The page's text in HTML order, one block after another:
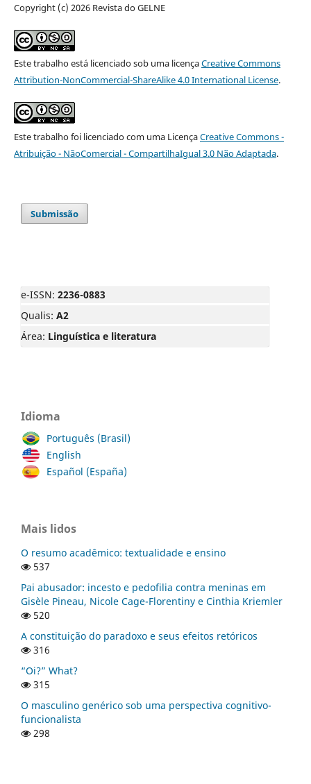
Copyright (c) 2026 Revista do GELNE
Este trabalho está licenciado sob uma licençaCreative Commons
Attribution-NonCommercial-ShareAlike 4.0 International License.
Este trabalho foi licenciado com uma LicençaCreative Commons -
Atribuição - NãoComercial - CompartilhaIgual 3.0 Não Adaptada.
Submissão
e-ISSN: 2236-0883
Qualis: A2
Área: Linguística e literatura
Idioma
Português (Brasil)
English
Español (España)
Mais lidos
O resumo acadêmico: textualidade e ensino
537
Pai abusador: incesto e pedofilia contra meninas em
Gisèle Pineau, Nicole Cage-Florentiny e Cinthia Kriemler
520
A constituição do paradoxo e seus efeitos retóricos
316
“Oi?” What?
315
O masculino genérico sob uma perspectiva cognitivo-
funcionalista
298